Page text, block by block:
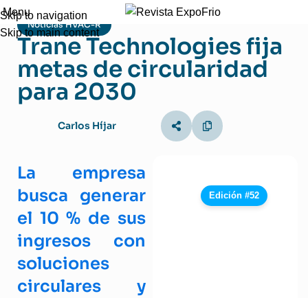
Skip to navigation
Skip to main content
Menu
Noticias HVAC-R
Trane Technologies fija
metas de circularidad
para 2030
Carlos Híjar
La empresa
busca generar
el 10 % de sus
ingresos con
soluciones
circulares y
Edición #52